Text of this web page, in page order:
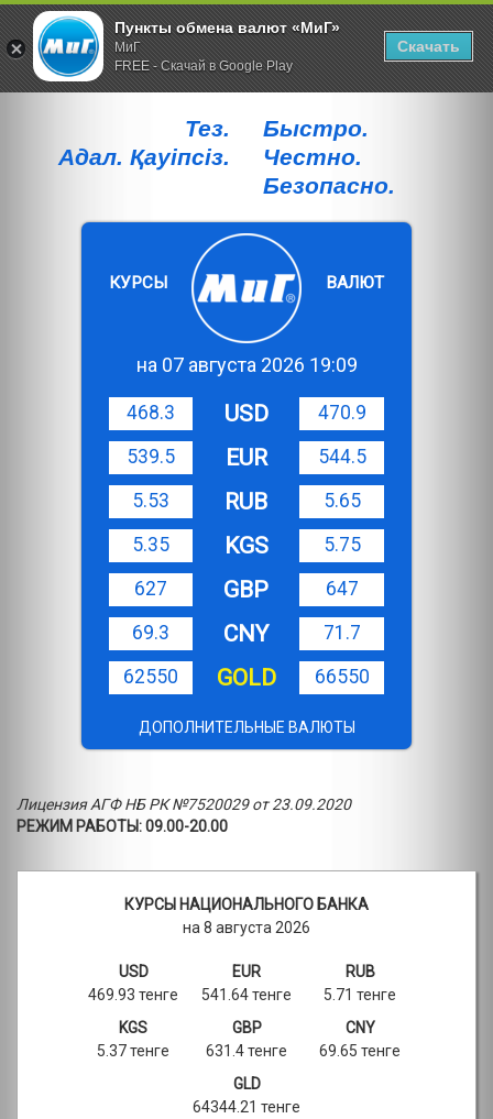
Тез.
Адал. Қауiпсiз.
Быстро.
Честно.
Безопасно.
КУРСЫ ВАЛЮТ
на 07 августа 2026 19:09
468.3 USD
470.9
539.5
EUR
544.5
5.53
RUB
5.65
5.35
KGS
5.75
627
GBP
647
69.3
CNY
71.7
62550
GOLD 66550
ДОПОЛНИТЕЛЬНЫЕ ВАЛЮТЫ
Лицензия АГФ НБ РК №7520029 от 23.09.2020
РЕЖИМ РАБОТЫ: 09.00-20.00
КУРСЫ НАЦИОНАЛЬНОГО БАНКА
на 8 августа 2026
USD
469.93 тенге
EUR
541.64 тенге
RUB
5.71 тенге
KGS
5.37 тенге
GBP
631.4 тенге
CNY
69.65 тенге
GLD
64344.21 тенге
Пункты обмена валют «МиГ»
МиГ
FREE - Скачай в Google Play
Скачать